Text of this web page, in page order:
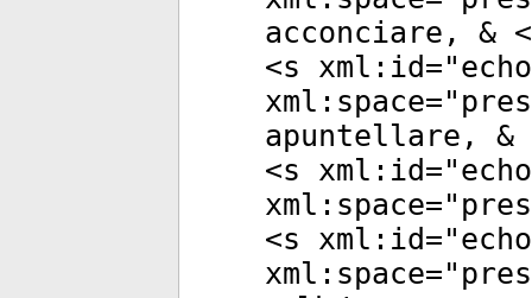
acconciare, &
<s xml:id="
xml:space="
apuntellare, &
<s xml:id="
xml:space="
<s xml:id="
xml:space="